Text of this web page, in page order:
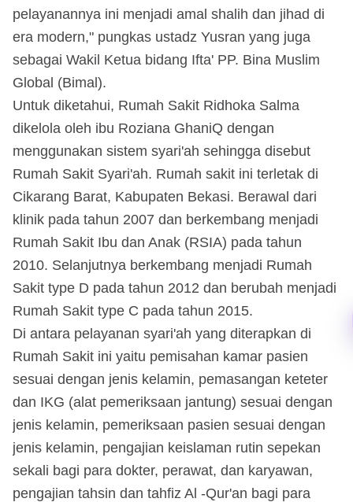
pelayanannya ini menjadi amal shalih dan jihad di
era modern," pungkas ustadz Yusran yang juga
sebagai Wakil Ketua bidang Ifta' PP. Bina Muslim
Global (Bimal).
Untuk diketahui, Rumah Sakit Ridhoka Salma
dikelola oleh ibu Roziana GhaniQ dengan
menggunakan sistem syari'ah sehingga disebut
Rumah Sakit Syari'ah. Rumah sakit ini terletak di
Cikarang Barat, Kabupaten Bekasi. Berawal dari
klinik pada tahun 2007 dan berkembang menjadi
Rumah Sakit Ibu dan Anak (RSIA) pada tahun
2010. Selanjutnya berkembang menjadi Rumah
Sakit type D pada tahun 2012 dan berubah menjadi
Rumah Sakit type C pada tahun 2015.
Di antara pelayanan syari'ah yang diterapkan di
Rumah Sakit ini yaitu pemisahan kamar pasien
sesuai dengan jenis kelamin, pemasangan keteter
dan IKG (alat pemeriksaan jantung) sesuai dengan
jenis kelamin, pemeriksaan pasien sesuai dengan
jenis kelamin, pengajian keislaman rutin sepekan
sekali bagi para dokter, perawat, dan karyawan,
pengajian tahsin dan tahfiz Al -Qur'an bagi para